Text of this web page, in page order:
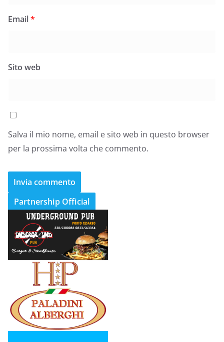
Email*
Sito web
Salva il mio nome, email e sito web in questo browser
per la prossima volta che commento.
Partnership Official